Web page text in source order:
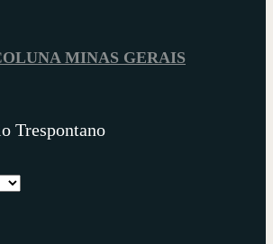
MINAS GERAIS
Trespontano